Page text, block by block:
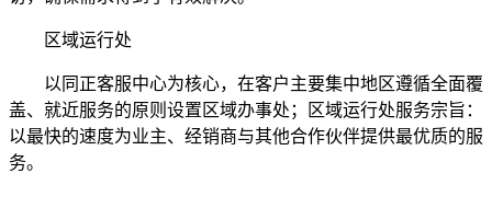
区域运行处
以同正客服中心为核心，在客户主要集中地区遵循全面覆
盖、就近服务的原则设置区域办事处；区域运行处服务宗旨：
以最快的速度为业主、经销商与其他合作伙伴提供最优质的服
务。